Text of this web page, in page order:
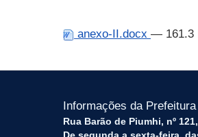
anexo-II.docx — 161.3
Informações da Prefeitura
Rua Barão de Piumhi, nº